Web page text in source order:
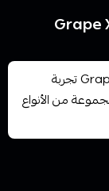
تقدم نكهة عنب جربت اكستريم Grape Xtrem Vape تجربة
من الأنواع